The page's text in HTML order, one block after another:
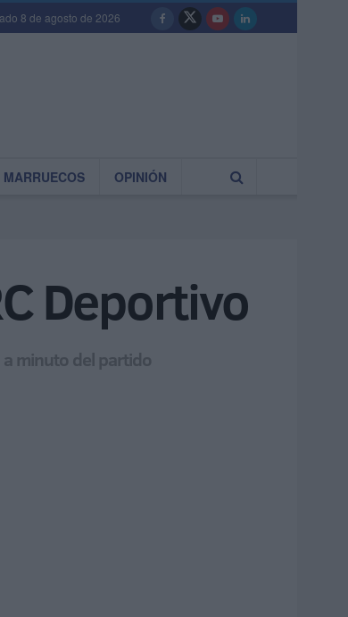
8 de agosto de 2026
MARRUECOS OPINIÓN
Deportivo
minuto del partido